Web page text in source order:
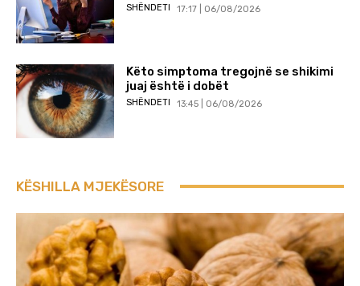
SHËNDETI 17:17 | 06/08/2026
Këto simptoma tregojnë se shikimi
juaj është i dobët
SHËNDETI 13:45 | 06/08/2026
KËSHILLA MJEKËSORE